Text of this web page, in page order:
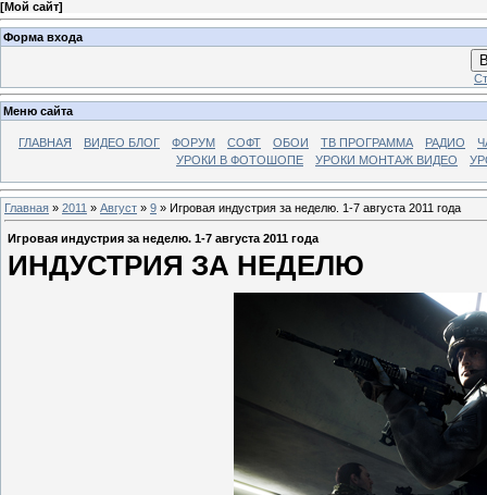
[Мой сайт]
Форма входа
Меню сайта
ГЛАВНАЯ ВИДЕО БЛОГ ФОРУМ СОФТ ОБОИ ТВ ПРОГРАММА РАДИО
УРОКИ В ФОТОШОПЕ
УРОКИ МОНТАЖ ВИДЕО
Главная » 2011 » Август » 9 » Игровая индустрия за неделю. 1-7 августа 2011 года
Игровая индустрия за неделю. 1-7 августа 2011 года
ИНДУСТРИЯ ЗА НЕДЕЛЮ